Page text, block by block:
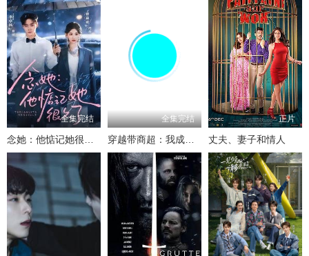
全集完结
念她：他惦记她很久了
全集完结
穿越带商超：我成山神使者了
正片
丈夫、妻子和情人